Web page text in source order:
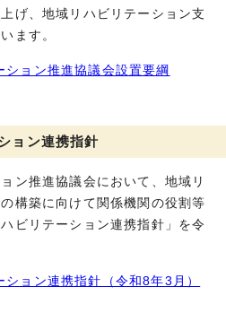
げ、地域リハビリテーション支
ます。
ョン推進協議会設置要綱
ョン連携指針
ン推進協議会において、地域リ
構築に向けて関係機関の役割等
ビリテーション連携指針」を令
ョン連携指針（令和8年3月）